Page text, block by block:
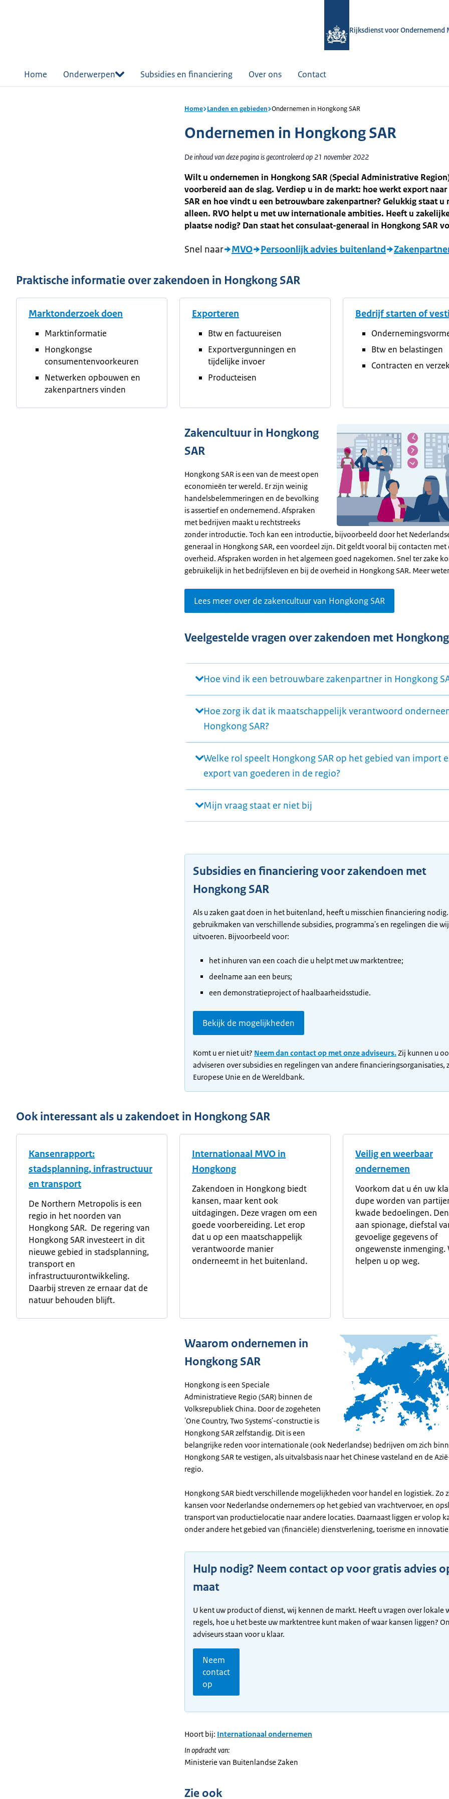
Rijksdienst voor Ondernemend
Home Onderwerpen Subsidies en financiering Over ons Contact
Home Landen en gebieden Ondernemen in Hongkong SAR
Ondernemen in Hongkong SAR
De inhoud van deze pagina is gecontroleerd op 21 november 2022
Wilt u ondernemen in Hongkong SAR (Special Administrative
voorbereid aan de slag. Verdiep u in de markt: hoe werkt export
SAR en hoe vindt u een betrouwbare zakenpartner? Gelukkig staat u
alleen. RVO helpt u met uw internationale ambities. Heeft u
plaatse nodig? Dan staat het consulaat-generaal in Hongkong SAR
Snel naar MVO Persoonlijk advies buitenland
Praktische informatie over zakendoen in Hongkong SAR
Marktonderzoek doen
Marktinformatie
Hongkongse
consumentenvoorkeuren
Netwerken opbouwen en
zakenpartners vinden
Exporteren
Btw en factuureisen
Exportvergunningen en
tijdelijke invoer
Producteisen
Bedrijf starten of
Btw en belastingen
Contracten en
Zakencultuur in Hongkong
SAR
Hongkong SAR is een van de meest open
economieën ter wereld. Er zijn weinig
handelsbelemmeringen en de bevolking
is assertief en ondernemend. Afspraken
met bedrijven maakt u rechtstreeks
zonder introductie. Toch kan een introductie, bijvoorbeeld door het
generaal in Hongkong SAR, een voordeel zijn. Dit geldt vooral bij contacten met
overheid. Afspraken worden in het algemeen goed nagekomen. Snel ter zake
gebruikelijk in het bedrijfsleven en bij de overheid in Hongkong SAR. Meer
Lees meer over de zakencultuur van Hongkong SAR
Veelgestelde vragen over zakendoen met Hongkong
Hoe vind ik een betrouwbare zakenpartner in Hongkong
Hoe zorg ik dat ik maatschappelijk verantwoord
Hongkong SAR?
Welke rol speelt Hongkong SAR op het gebied van import
export van goederen in de regio?
Mijn vraag staat er niet bij
Subsidies en financiering voor zakendoen met
Hongkong SAR
Als u zaken gaat doen in het buitenland, heeft u misschien financiering
gebruikmaken van verschillende subsidies, programma's en regelingen die wij
uitvoeren. Bijvoorbeeld voor:
het inhuren van een coach die u helpt met uw marktentree;
deelname aan een beurs;
een demonstratieproject of haalbaarheidsstudie.
Bekijk de mogelijkheden
Komt u er niet uit? Neem dan contact op met onze adviseurs.Zij kunnen u
adviseren over subsidies en regelingen van andere financieringsorganisaties,
Europese Unie en de Wereldbank.
Ook interessant als u zakendoet in Hongkong SAR
Kansenrapport:
stadsplanning, infrastructuur
en transport
De Northern Metropolis is een
regio in het noorden van
Hongkong SAR. De regering van
Hongkong SAR investeert in dit
nieuwe gebied in stadsplanning,
transport en
infrastructuurontwikkeling.
Daarbij streven ze ernaar dat de
natuur behouden blijft.
Internationaal MVO in
Hongkong
Zakendoen in Hongkong biedt
kansen, maar kent ook
uitdagingen. Deze vragen om een
goede voorbereiding. Let erop
dat u op een maatschappelijk
verantwoorde manier
onderneemt in het buitenland.
Veilig en weerbaar
ondernemen
Voorkom dat u én uw
dupe worden van
kwade bedoelingen.
aan spionage, diefstal
gevoelige gegevens of
ongewenste inmenging.
helpen u op weg.
Waarom ondernemen in
Hongkong SAR
Hongkong is een Speciale
Administratieve Regio (SAR) binnen de
Volksrepubliek China. Door de zogeheten
'One Country, Two Systems'-constructie is
Hongkong SAR zelfstandig. Dit is een
belangrijke reden voor internationale (ook Nederlandse) bedrijven om zich
Hongkong SAR te vestigen, als uitvalsbasis naar het Chinese vasteland en de
regio.
Hongkong SAR biedt verschillende mogelijkheden voor handel en logistiek. Zo
kansen voor Nederlandse ondernemers op het gebied van vrachtvervoer, en
transport van productielocatie naar andere locaties. Daarnaast liggen er volop
onder andere het gebied van (financiële) dienstverlening, toerisme en
Hulp nodig? Neem contact op voor gratis advies
maat
U kent uw product of dienst, wij kennen de markt. Heeft u vragen over lokale
regels, hoe u het beste uw marktentree kunt maken of waar kansen liggen?
adviseurs staan voor u klaar.
Neem
contact
op
Hoort bij: Internationaal ondernemen
In opdracht van:
Ministerie van Buitenlandse Zaken
Zie ook